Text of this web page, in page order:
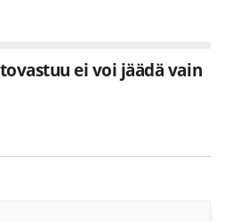
ei voi jäädä vain